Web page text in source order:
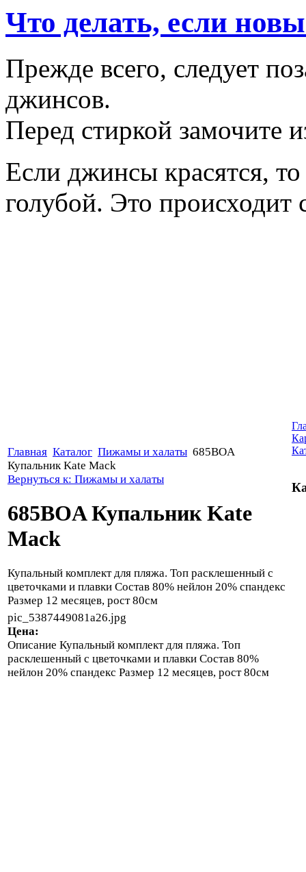
Что делать, если
Прежде всего, следует
джинсов.
Перед стиркой замочите
Если джинсы красятся,
голубой. Это происходит
Главная Каталог Пижамы и халаты 685BOA
Купальник Kate Mack
Вернуться к: Пижамы и халаты
685BOA Купальник Kate
Mack
Купальный комплект для пляжа. Топ расклешенный с
цветочками и плавки Состав 80% нейлон 20% спандекс
Размер 12 месяцев, рост 80см
pic_5387449081a26.jpg
Цена:
Описание Купальный комплект для пляжа. Топ
расклешенный с цветочками и плавки Состав 80%
нейлон 20% спандекс Размер 12 месяцев, рост 80см